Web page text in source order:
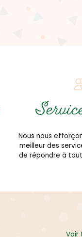
Nous nous
meilleur des
de répondre à
Voir